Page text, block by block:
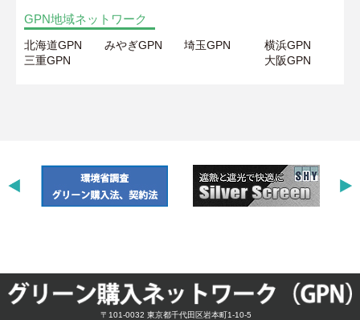
GPN地域ネットワーク
北海道GPN みやぎGPN 埼玉GPN
横浜GPN
三重GPN
大阪GPN
〒101-0032 東京都千代田区岩本町1-10-5